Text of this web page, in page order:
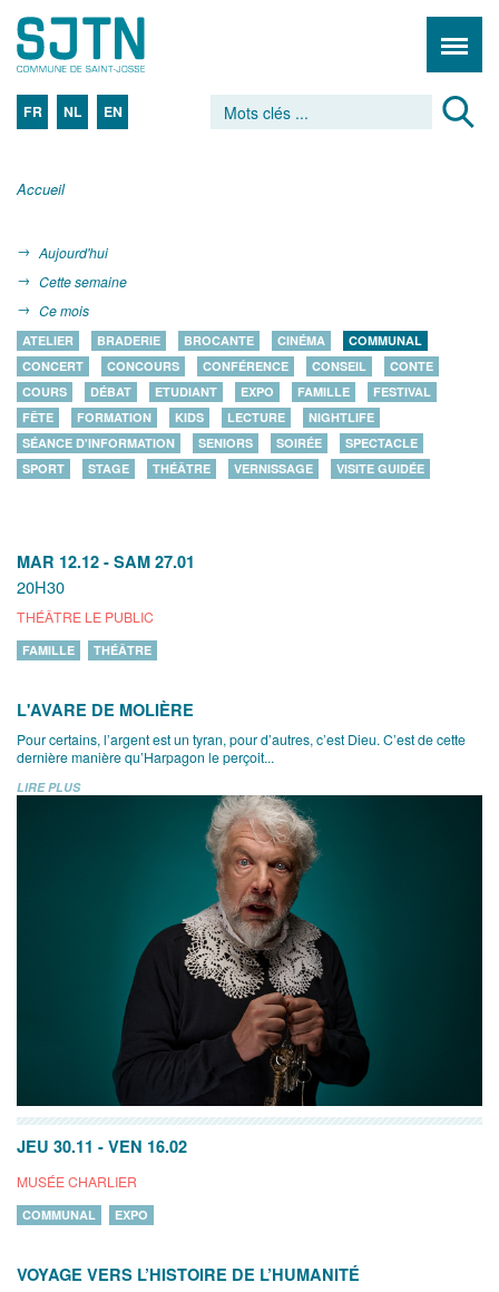
FR NL EN
Accueil
Aujourd'hui
Cette semaine
Ce mois
ATELIER BRADERIE BROCANTE CINÉMA
COMMUNAL
CONCERT
CONCOURS CONFÉRENCE CONSEIL
CONTE
COURS
DÉBAT ETUDIANT EXPO FAMILLE
FESTIVAL
FÊTE
FORMATION KIDS LECTURE
NIGHTLIFE
SÉANCE D'INFORMATION
SENIORS SOIRÉE
SPECTACLE
SPORT
STAGE THÉÂTRE VERNISSAGE VISITE GUIDÉE
MAR 12.12 - SAM 27.01
20H30
THÉÂTRE LE PUBLIC
FAMILLE THÉÂTRE
L'AVARE DE MOLIÈRE
Pour certains, l’argent est un tyran, pour d’autres, c’est Dieu. C’est de cette
dernière manière qu’Harpagon le perçoit...
LIRE PLUS
JEU 30.11 - VEN 16.02
MUSÉE CHARLIER
COMMUNAL EXPO
VOYAGE VERS L’HISTOIRE DE L’HUMANITÉ